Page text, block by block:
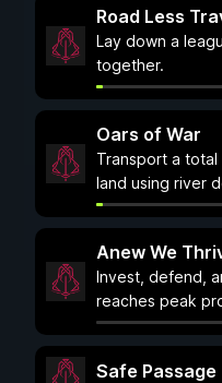
Road Less
Lay down a
together.
Oars of War
Transport a
land using river
Anew We
Invest, defend,
reaches peak
Safe Passage